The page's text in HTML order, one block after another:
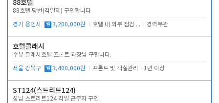
88호텔
88호텔 당번(격일제) 구인합니다
경기 용인시 월 3,200,000원 호텔 내 외부 점검 및 프런트 운영 경력무관
호텔클래시
수유 클래시호텔 프론트 과장님 구합니다.
서울 강북구 월 3,400,000원 프론트 및 객실관리 1년 이상
ST124(스트리트124)
성남 스트리트124 격일 근무자 구인